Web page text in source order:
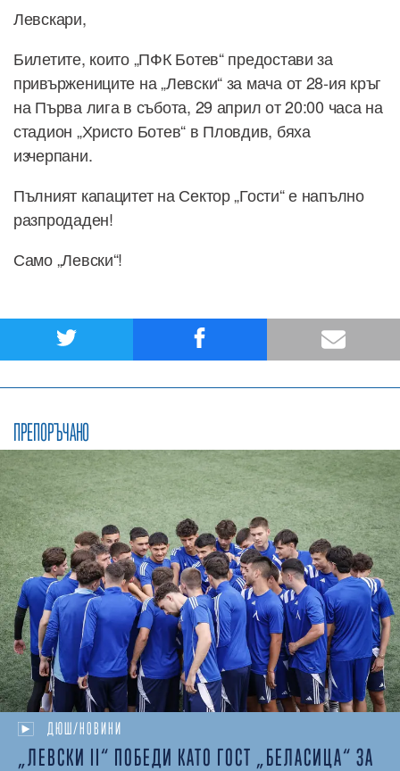
Левскари,
Билетите, които „ПФК Ботев“ предостави за
привържениците на „Левски“ за мача от 28-ия кръг
на Първа лига в събота, 29 април от 20:00 часа на
стадион „Христо Ботев“ в Пловдив, бяха
изчерпани.
Пълният капацитет на Сектор „Гости“ е напълно
разпродаден!
Само „Левски“!
ПРЕПОРЪЧАНО
ДЮШ/НОВИНИ
„ЛЕВСКИ II“ ПОБЕДИ КАТО ГОСТ „БЕЛАСИЦА“ ЗА